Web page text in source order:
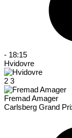
- 18:15
Hvidovre
2 3
Fremad Amager
Carlsberg Grand